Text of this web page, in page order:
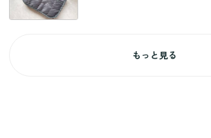
もっと見る